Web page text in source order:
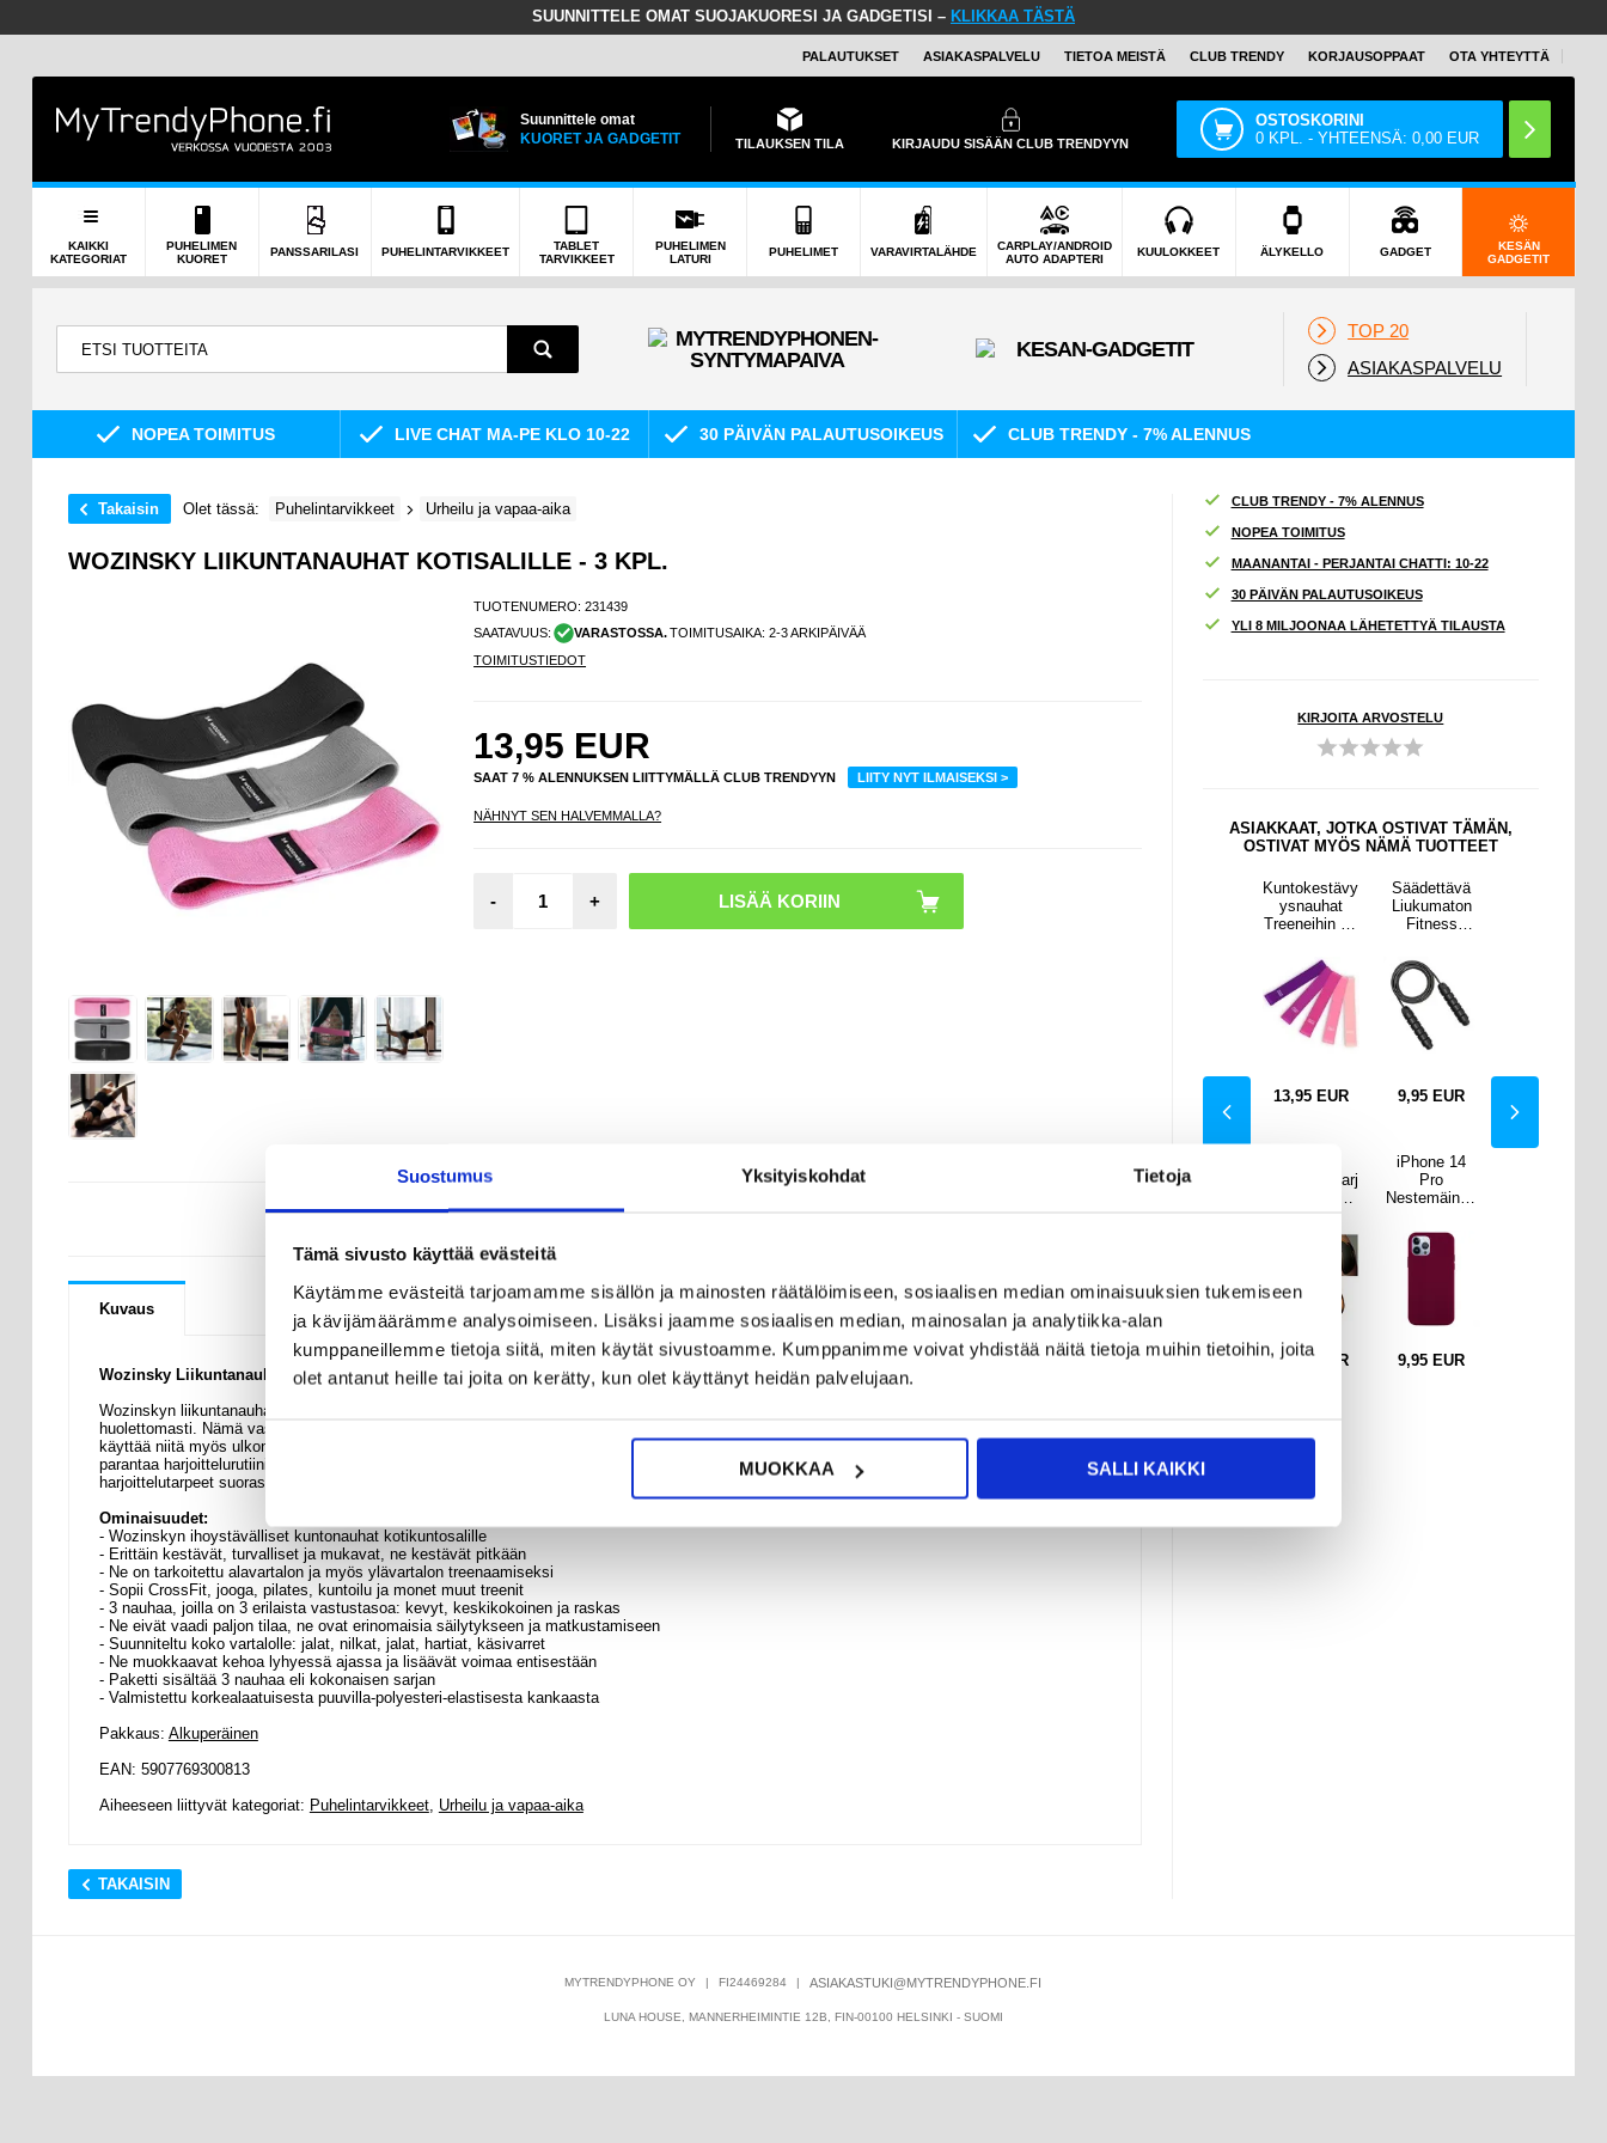
Suostumus Yksityiskohdat Tietoja
Tämä sivusto käyttää evästeitä
Käytämme evästeitä tarjoamamme sisällön ja mainosten räätälöimiseen, sosiaalisen median ominaisuuksien tukemiseen
ja kävijämäärämme analysoimiseen. Lisäksi jaamme sosiaalisen median, mainosalan ja analytiikka-alan
kumppaneillemme tietoja siitä, miten käytät sivustoamme. Kumppanimme voivat yhdistää näitä tietoja muihin tietoihin, joita
olet antanut heille tai joita on kerätty, kun olet käyttänyt heidän palvelujaan.
MUOKKAA SALLI KAIKKI
SUUNNITTELE OMAT SUOJAKUORESI JA GADGETISI – KLIKKAA TÄSTÄ
PALAUTUKSET ASIAKASPALVELU TIETOA MEISTÄ CLUB TRENDY KORJAUSOPPAAT OTA YHTEYTTÄ
Suunnittele omat
KUORET JA GADGETIT
TILAUKSEN TILA KIRJAUDU SISÄÄN CLUB TRENDYYN
OSTOSKORINI
0 KPL. - YHTEENSÄ:0,00 EUR
KAIKKI
KATEGORIAT
PUHELIMEN
KUORET
PANSSARILASI PUHELINTARVIKKEET
TABLET
TARVIKKEET
PUHELIMEN
LATURI
PUHELIMET VARAVIRTALÄHDE
CARPLAY/ANDROID
AUTO ADAPTERI
KUULOKKEET ÄLYKELLO GADGET
KESÄN
GADGETIT
TOP 20
ASIAKASPALVELU
NOPEA TOIMITUS LIVE CHAT MA-PE KLO 10-22 30 PÄIVÄN PALAUTUSOIKEUS CLUB TRENDY - 7% ALENNUS
Takaisin Olet tässä: Puhelintarvikkeet Urheilu ja vapaa-aika
WOZINSKY LIIKUNTANAUHAT KOTISALILLE - 3 KPL.
TUOTENUMERO:231439
SAATAVUUS:
VARASTOSSA.TOIMITUSAIKA: 2-3 ARKIPÄIVÄÄ
TOIMITUSTIEDOT
13,95 EUR
SAAT 7 % ALENNUKSEN LIITTYMÄLLÄ CLUB TRENDYYN LIITY NYT ILMAISEKSI >
NÄHNYT SEN HALVEMMALLA?
- +
KYSYMYKSIÄ? KYSY POIS
Kuvaus
Wozinsky Liikuntanauhat Kotisalille 3 Vastustasolla
Wozinskyn liikuntanauhat ovat paras valinta urheiluun ja kuntoiluun! Treenin aikana he eivät liu'u tai rullaudu ylös, joten voi treenata
huolettomasti. Nämä vastusnauhat ovat erittäin kestäviä ja turvallisia, tarkoitettu kovaa treeniä varten. Ne on tarkoitettu kotikuntosalille, mutta voi
käyttää niitä myös ulkona tai kuntosalilla. Tarpeiden mukaan voi vaihtaa kolmen eri vastustason välillä. Näiden liikuntanauhojen avulla voi
parantaa harjoittelurutiiniasi ja pysyä erinomaisessa kunnossa. Olitpa aloittelija tai himokuntoilija, nämä Wozinskyn kuminauhat täyttävät
harjoittelutarpeet suorastaan ihanteellisesti!
Ominaisuudet:
- Wozinskyn ihoystävälliset kuntonauhat kotikuntosalille
- Erittäin kestävät, turvalliset ja mukavat, ne kestävät pitkään
- Ne on tarkoitettu alavartalon ja myös ylävartalon treenaamiseksi
- Sopii CrossFit, jooga, pilates, kuntoilu ja monet muut treenit
- 3 nauhaa, joilla on 3 erilaista vastustasoa: kevyt, keskikokoinen ja raskas
- Ne eivät vaadi paljon tilaa, ne ovat erinomaisia säilytykseen ja matkustamiseen
- Suunniteltu koko vartalolle: jalat, nilkat, jalat, hartiat, käsivarret
- Ne muokkaavat kehoa lyhyessä ajassa ja lisäävät voimaa entisestään
- Paketti sisältää 3 nauhaa eli kokonaisen sarjan
- Valmistettu korkealaatuisesta puuvilla-polyesteri-elastisesta kankaasta
Pakkaus: Alkuperäinen
EAN: 5907769300813
Aiheeseen liittyvät kategoriat: Puhelintarvikkeet, Urheilu ja vapaa-aika
TAKAISIN
CLUB TRENDY - 7% ALENNUS
NOPEA TOIMITUS
MAANANTAI - PERJANTAI CHATTI: 10-22
30 PÄIVÄN PALAUTUSOIKEUS
YLI 8 MILJOONAA LÄHETETTYÄ TILAUSTA
KIRJOITA ARVOSTELU
ASIAKKAAT, JOTKA OSTIVAT TÄMÄN,
OSTIVAT MYÖS NÄMÄ TUOTTEET
9,95 EUR
iPhone 12/12
22,95 EUR
Kuntokestävy
ysnauhat
Treeneihin - 5
13,95 EUR
Älypakaraharj
13,95 EUR
Säädettävä
Liukumaton
Fitness
Musta
9,95 EUR
iPhone 14
Pro
Nestemäinen
Suojakuori -
Viininpunaine
9,95 EUR
MYTRENDYPHONE OY | FI24469284 | ASIAKASTUKI@MYTRENDYPHONE.FI
LUNA HOUSE, MANNERHEIMINTIE 12B, FIN-00100 HELSINKI - SUOMI